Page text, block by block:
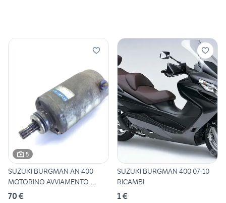
5
SUZUKI BURGMAN AN 400
MOTORINO AVVIAMENTO
STARTER
70 €
SUZUKI BURGMAN 400 07-10
RICAMBI
1 €